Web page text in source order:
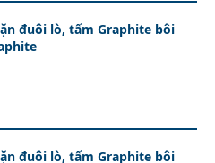
đuôi lò, tấm Graphite bôi
đuôi lò, tấm Graphite bôi